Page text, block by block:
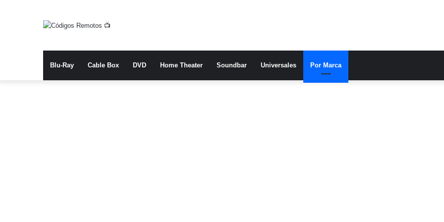
Blu-Ray Cable Box DVD Home Theater Soundbar Universales Por Marca